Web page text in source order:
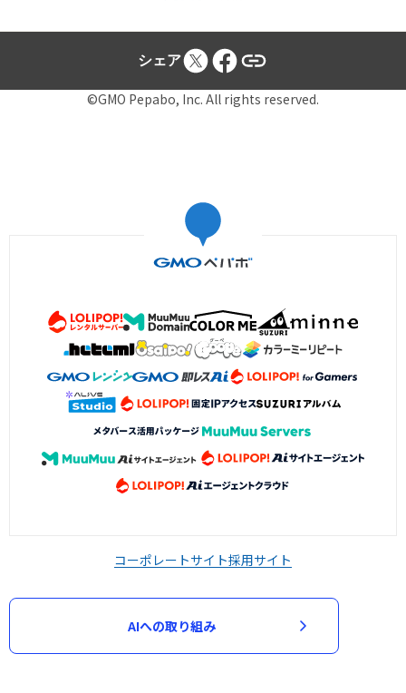
シェア
©GMO Pepabo, Inc. All rights reserved.
コーポレートサイト採用サイト
AIへの取り組み